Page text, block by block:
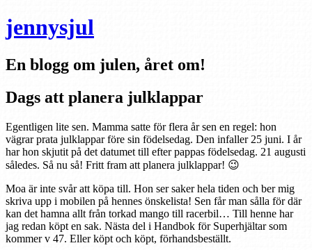
jennysjul
En blogg om julen, året om!
Dags att planera julklappar
Egentligen lite sen. Mamma satte för flera år sen en regel: hon
vägrar prata julklappar före sin födelsedag. Den infaller 25 juni. I år
har hon skjutit på det datumet till efter pappas födelsedag. 21 augusti
således. Så nu så! Fritt fram att planera julklappar! 😉
Moa är inte svår att köpa till. Hon ser saker hela tiden och ber mig
skriva upp i mobilen på hennes önskelista! Sen får man sålla för där
kan det hamna allt från torkad mango till racerbil… Till henne har
jag redan köpt en sak. Nästa del i Handbok för Superhjältar som
kommer v 47. Eller köpt och köpt, förhandsbeställt.